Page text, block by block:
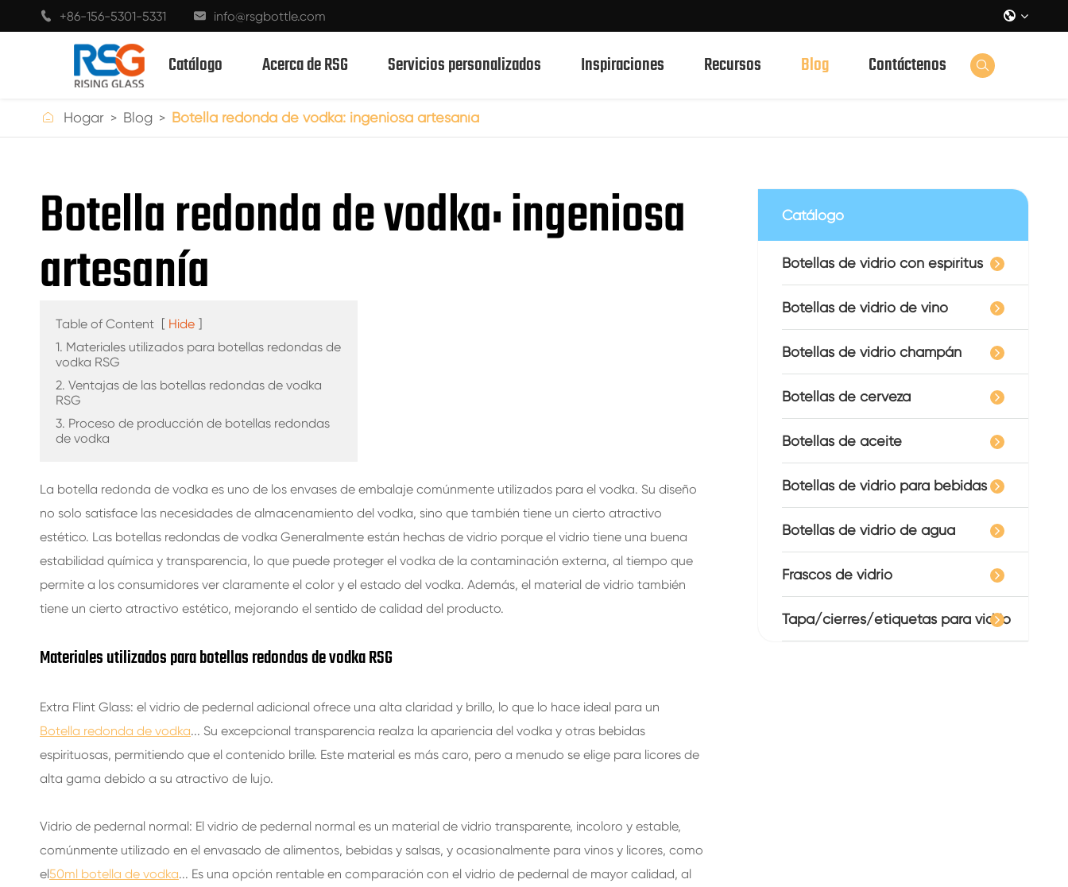
 +86-156-5301-5331  info@rsgbottle.com 
Catálogo
BOTELLAS DE VIDRIO DE VINO
BOTELLAS DE VIDRIO CHAMPÁN
BOTELLAS DE CERVEZA
BOTELLAS DE ACEITE
BOTELLAS DE VIDRIO PARA BEBIDAS
FRASCOS DE VIDRIO
TAPA/CIERRES/ETIQUETAS PARA VIDRIO
700ml botellas de vidrio de bebidas espirituosas
500ml botellas de vidrio de bebidas espirituosas
Acerca de RSG Servicios personalizados Inspiraciones Recursos Blog Contáctenos 
 Hogar Blog Botella redonda de vodka: ingeniosa artesanía
Botella redonda de vodka: ingeniosa
artesanía
Table of Content [ Hide ]
1. Materiales utilizados para botellas redondas de
vodka RSG
2. Ventajas de las botellas redondas de vodka
RSG
3. Proceso de producción de botellas redondas
de vodka
La botella redonda de vodka es uno de los envases de embalaje comúnmente utilizados para el vodka. Su diseño
no solo satisface las necesidades de almacenamiento del vodka, sino que también tiene un cierto atractivo
estético. Las botellas redondas de vodka Generalmente están hechas de vidrio porque el vidrio tiene una buena
estabilidad química y transparencia, lo que puede proteger el vodka de la contaminación externa, al tiempo que
permite a los consumidores ver claramente el color y el estado del vodka. Además, el material de vidrio también
tiene un cierto atractivo estético, mejorando el sentido de calidad del producto.
Materiales utilizados para botellas redondas de vodka RSG
Extra Flint Glass: el vidrio de pedernal adicional ofrece una alta claridad y brillo, lo que lo hace ideal para un
Botella redonda de vodka... Su excepcional transparencia realza la apariencia del vodka y otras bebidas
espirituosas, permitiendo que el contenido brille. Este material es más caro, pero a menudo se elige para licores de
alta gama debido a su atractivo de lujo.
Vidrio de pedernal normal: El vidrio de pedernal normal es un material de vidrio transparente, incoloro y estable,
comúnmente utilizado en el envasado de alimentos, bebidas y salsas, y ocasionalmente para vinos y licores, como
el50ml botella de vodka... Es una opción rentable en comparación con el vidrio de pedernal de mayor calidad, al
Catálogo
Botellas de vidrio con espíritus
Botellas de vidrio de vino
Botellas de vidrio champán
Botellas de cerveza
Botellas de aceite
Botellas de vidrio para bebidas
Botellas de vidrio de agua
Frascos de vidrio
Tapa/cierres/etiquetas para vidrio